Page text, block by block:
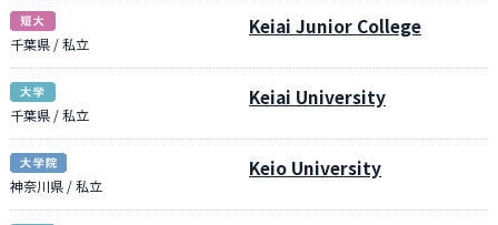
千葉県 / 私立
Keiai Junior College
千葉県 / 私立
Keiai University
神奈川県 / 私立
Keio University